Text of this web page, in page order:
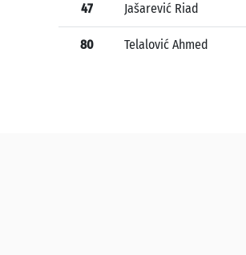
47 Jašarević Riad
80 Telalović Ahmed